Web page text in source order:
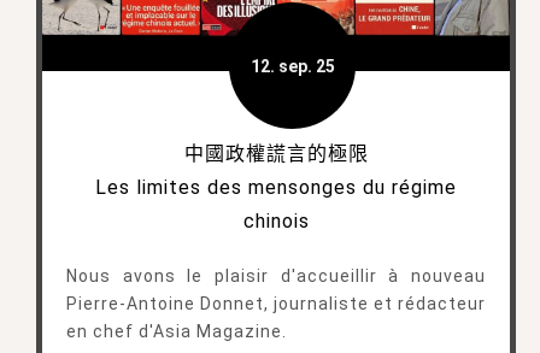
12. sep. 25
中國政權謊言的極限
Les limites des mensonges du régime
chinois
Nous avons le plaisir d'accueillir à nouveau
Pierre-Antoine Donnet, journaliste et rédacteur
en chef d'Asia Magazine.